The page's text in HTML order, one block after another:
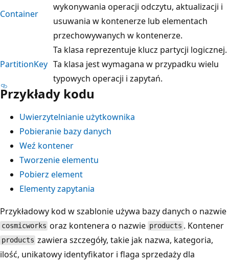
Container
wykonywania operacji odczytu, aktualizacji i
usuwania w kontenerze lub elementach
przechowywanych w kontenerze.
PartitionKey
Ta klasa reprezentuje klucz partycji logicznej.
Ta klasa jest wymagana w przypadku wielu
typowych operacji i zapytań.
Przykłady kodu
Uwierzytelnianie użytkownika
Pobieranie bazy danych
Weź kontener
Tworzenie elementu
Pobierz element
Elementy zapytania
Przykładowy kod w szablonie używa bazy danych o nazwie
cosmicworks oraz kontenera o nazwie products . Kontener
products zawiera szczegóły, takie jak nazwa, kategoria,
ilość, unikatowy identyfikator i flaga sprzedaży dla